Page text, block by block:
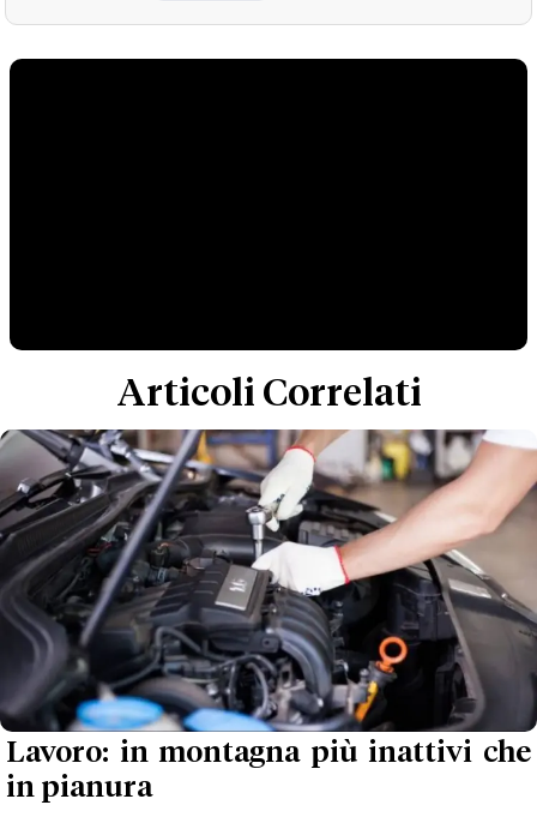
Articoli Correlati
Lavoro: in montagna più inattivi che
in pianura